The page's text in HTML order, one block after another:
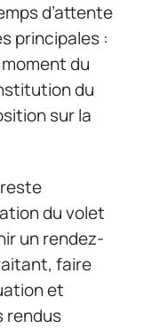
d’attente
principales :
du
du
sur la
du volet
un rendez-
faire
et
rendus